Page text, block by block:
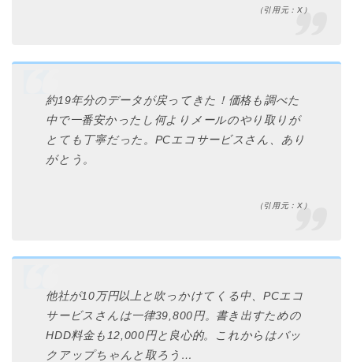
（引用元：X）
約19年分のデータが戻ってきた！価格も調べた
中で一番安かったし何よりメールのやり取りが
とても丁寧だった。PCエコサービスさん、あり
がとう。
（引用元：X）
他社が10万円以上と吹っかけてくる中、PCエコ
サービスさんは一律39,800円。書き出すための
HDD料金も12,000円と良心的。これからはバッ
クアップちゃんと取ろう…